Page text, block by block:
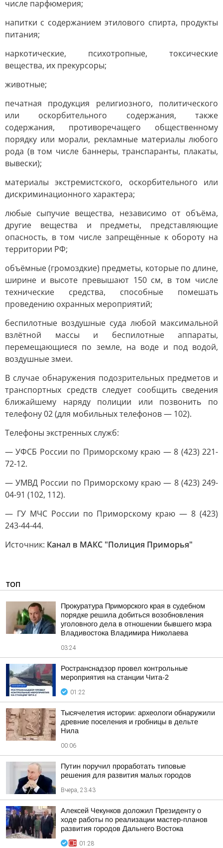
числе парфюмерия;
напитки с содержанием этилового спирта, продукты
питания;
наркотические, психотропные, токсические
вещества, их прекурсоры;
животные;
печатная продукция религиозного, политического
или оскорбительного содержания, также
содержания, противоречащего общественному
порядку или морали, рекламные материалы любого
рода (в том числе баннеры, транспаранты, плакаты,
вывески);
материалы экстремистского, оскорбительного или
дискриминационного характера;
любые сыпучие вещества, независимо от объёма,
другие вещества и предметы, представляющие
опасность, в том числе запрещённые к обороту на
территории РФ;
объёмные (громоздкие) предметы, которые по длине,
ширине и высоте превышают 150 см, в том числе
технические средства, способные помешать
проведению охранных мероприятий;
беспилотные воздушные суда любой максимальной
взлётной массы и беспилотные аппараты,
перемещающиеся по земле, на воде и под водой,
воздушные змеи.
В случае обнаружения подозрительных предметов и
транспортных средств следует сообщить сведения
ближайшему наряду полиции или позвонить по
телефону 02 (для мобильных телефонов — 102).
Телефоны экстренных служб:
— УФСБ России по Приморскому краю — 8 (423) 221-
72-12.
— УМВД России по Приморскому краю — 8 (423) 249-
04-91 (102, 112).
— ГУ МЧС России по Приморскому краю — 8 (423)
243-44-44.
Источник: Канал в МАКС "Полиция Приморья"
ТОП
Прокуратура Приморского края в судебном
порядке решила добиться возобновления
уголовного дела в отношении бывшего мэра
Владивостока Владимира Николаева
03:24
Ространснадзор провел контрольные
мероприятия на станции Чита-2
01:22
Тысячелетия истории: археологи обнаружили
древние поселения и гробницы в дельте
Нила
00:06
Путин поручил проработать типовые
решения для развития малых городов
Вчера, 23:43
Алексей Чекунков доложил Президенту о
ходе работы по реализации мастер-планов
развития городов Дальнего Востока
01:28